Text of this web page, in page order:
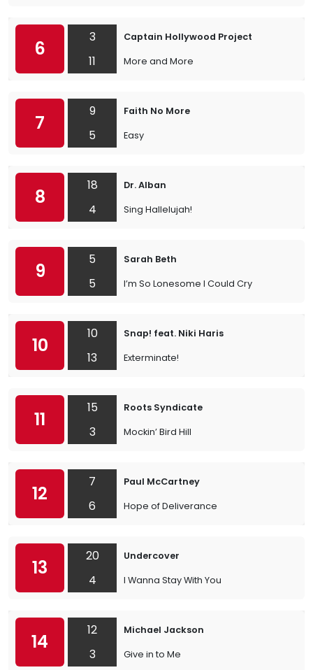
6
3
11
Captain Hollywood Project
More and More
7
9
5
Faith No More
Easy
8
18
4
Dr. Alban
Sing Hallelujah!
9
5
5
Sarah Beth
I’m So Lonesome I Could Cry
10
10
13
Snap! feat. Niki Haris
Exterminate!
11
15
3
Roots Syndicate
Mockin’ Bird Hill
12
7
6
Paul McCartney
Hope of Deliverance
13
20
4
Undercover
I Wanna Stay With You
14
12
3
Michael Jackson
Give in to Me